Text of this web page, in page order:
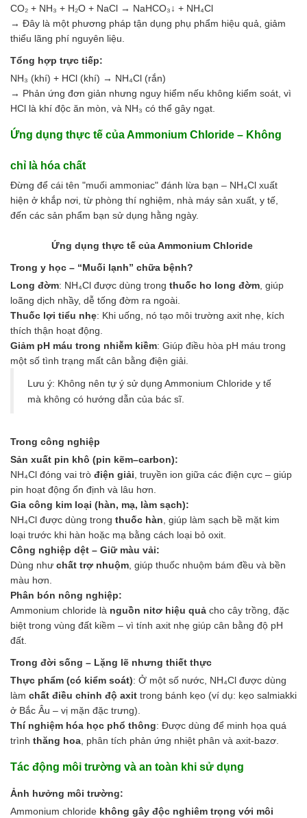
CO₂ + NH₃ + H₂O + NaCl → NaHCO₃↓ + NH₄Cl
→ Đây là một phương pháp tận dụng phụ phẩm hiệu quả, giảm
thiểu lãng phí nguyên liệu.
Tổng hợp trực tiếp:
NH₃ (khí) + HCl (khí) → NH₄Cl (rắn)
→ Phản ứng đơn giản nhưng nguy hiểm nếu không kiểm soát, vì
HCl là khí độc ăn mòn, và NH₃ có thể gây ngạt.
Ứng dụng thực tế của Ammonium Chloride – Không
chỉ là hóa chất
Đừng để cái tên "muối ammoniac" đánh lừa bạn – NH₄Cl xuất
hiện ở khắp nơi, từ phòng thí nghiệm, nhà máy sản xuất, y tế,
đến các sản phẩm bạn sử dụng hằng ngày.
Ứng dụng thực tế của Ammonium Chloride
Trong y học – “Muối lạnh” chữa bệnh?
Long đờm: NH₄Cl được dùng trong thuốc ho long đờm , giúp
loãng dịch nhầy, dễ tống đờm ra ngoài.
Thuốc lợi tiểu nhẹ: Khi uống, nó tạo môi trường axit nhẹ, kích
thích thận hoạt động.
Giảm pH máu trong nhiễm kiềm: Giúp điều hòa pH máu trong
một số tình trạng mất cân bằng điện giải.
Lưu ý: Không nên tự ý sử dụng Ammonium Chloride y tế
mà không có hướng dẫn của bác sĩ.
Trong công nghiệp
Sản xuất pin khô (pin kẽm–carbon):
NH₄Cl đóng vai trò điện giải , truyền ion giữa các điện cực – giúp
pin hoạt động ổn định và lâu hơn.
Gia công kim loại (hàn, mạ, làm sạch):
NH₄Cl được dùng trong thuốc hàn , giúp làm sạch bề mặt kim
loại trước khi hàn hoặc mạ bằng cách loại bỏ oxit.
Công nghiệp dệt – Giữ màu vải:
Dùng như chất trợ nhuộm , giúp thuốc nhuộm bám đều và bền
màu hơn.
Phân bón nông nghiệp:
Ammonium chloride là nguồn nitơ hiệu quả cho cây trồng, đặc
biệt trong vùng đất kiềm – vì tính axit nhẹ giúp cân bằng độ pH
đất.
Trong đời sống – Lặng lẽ nhưng thiết thực
Thực phẩm (có kiểm soát): Ở một số nước, NH₄Cl được dùng
làm chất điều chỉnh độ axit trong bánh kẹo (ví dụ: kẹo salmiakki
ở Bắc Âu – vị mặn đặc trưng).
Thí nghiệm hóa học phổ thông: Được dùng để minh họa quá
trình thăng hoa , phân tích phản ứng nhiệt phân và axit-bazơ.
Tác động môi trường và an toàn khi sử dụng
Ảnh hưởng môi trường:
Ammonium chloride không gây độc nghiêm trọng với môi